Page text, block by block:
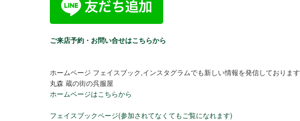
ご来店予約・お問い合せはこちらから
ホームページ フェイスブック,インスタグラムでも新しい情報を発信しております
丸森 蔵の街の呉服屋
ホームページはこちらから
フェイスブックページ(参加されてなくてもご覧になれます)